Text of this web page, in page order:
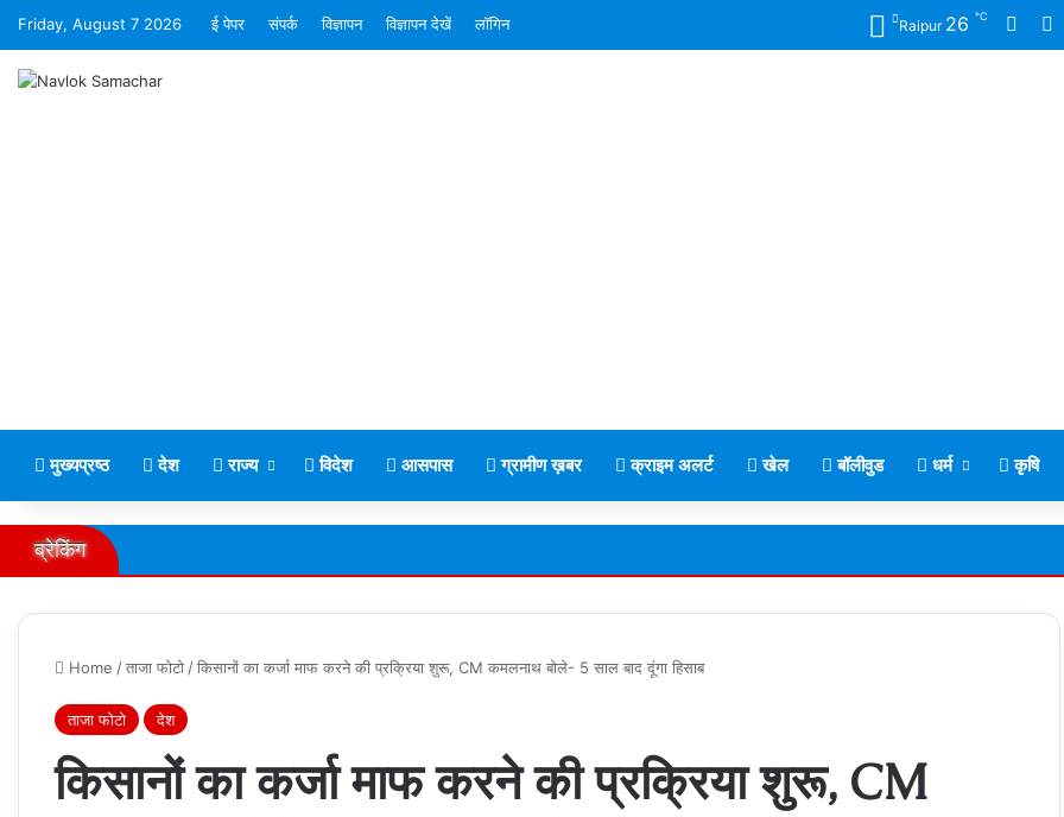
Friday, August 7 2026 ई पेपर संपर्क विज्ञापन विज्ञापन देखें लॉगिन Raipur 26 ℃
मुख्यप्रष्ठ देश राज्य विदेश आसपास ग्रामीण ख़बर क्राइम अलर्ट खेल बॉलीवुड धर्म कृषि
ब्रेकिंग
Home /ताजा फोटो /किसानों का कर्जा माफ करने की प्रक्रिया शुरू, CM कमलनाथ बोले- 5 साल बाद दूंगा हिसाब
ताजा फोटो देश
किसानों का कर्जा माफ करने की प्रक्रिया शुरू, CM